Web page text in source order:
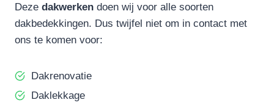
Deze dakwerken doen wij voor alle soorten
dakbedekkingen. Dus twijfel niet om in contact met
ons te komen voor:
Dakrenovatie
Daklekkage